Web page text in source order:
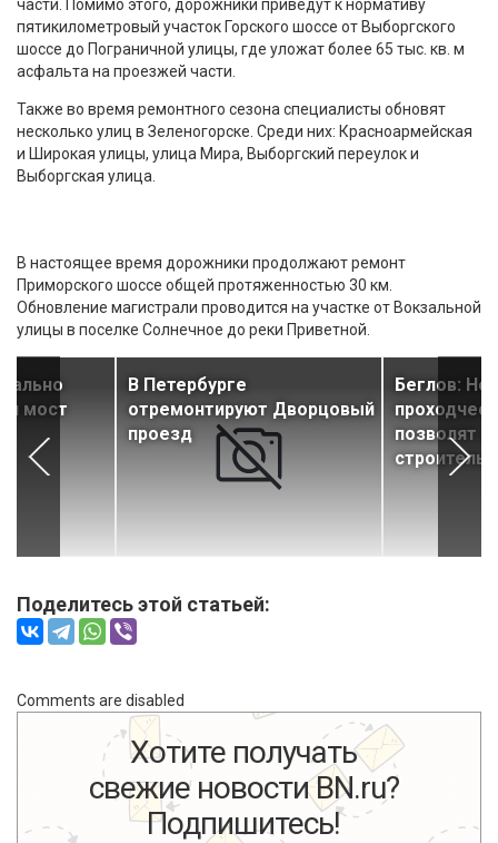
части. Помимо этого, дорожники приведут к нормативу
пятикилометровый участок Горского шоссе от Выборгского
шоссе до Пограничной улицы, где уложат более 65 тыс. кв. м
асфальта на проезжей части.
Также во время ремонтного сезона специалисты обновят
несколько улиц в Зеленогорске. Среди них: Красноармейская
и Широкая улицы, улица Мира, Выборгский переулок и
Выборгская улица.
В настоящее время дорожники продолжают ремонт
Приморского шоссе общей протяженностью 30 км.
Обновление магистрали проводится на участке от Вокзальной
улицы в поселке Солнечное до реки Приветной.
мост
В Петербурге
отремонтируют Дворцовый
проезд
Беглов:
позволят
Поделитесь этой статьей:
Comments are disabled
Хотите получать
свежие новости BN.ru?
Подпишитесь!